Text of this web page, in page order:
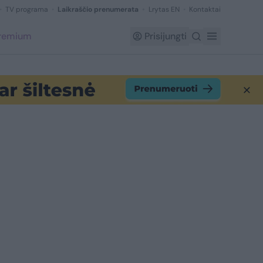
TV programa Laikraščio prenumerata Lrytas EN Kontaktai
Prisijungti